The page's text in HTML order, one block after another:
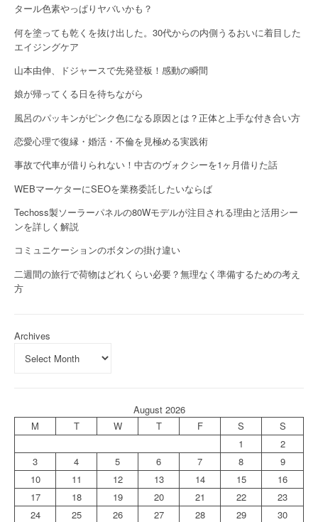
タール色素やっぱりヤバいかも？
何を塗っても乾くを抜け出した。30代からの内側うるおいに着目した
エイジングケア
山本由伸、ドジャースで先発登板！感動の瞬間
娘が帰ってくる日を待ちながら
風呂のパッキンがピンク色になる原因とは？正体と上手な付き合い方
恋愛心理で復縁・婚活・不倫を見極める実践術
事故で代車が借りられない！中古のヴォクシーを1ヶ月借りた話
WEBマーケターにSEOを業務委託したいならば
Techoss製ソーラーパネルの80Wモデルが注目される理由と活用シー
ンを詳しく解説
コミュニケーションのボタンの掛け違い
二週間の旅行で荷物はどれくらい必要？無理なく準備するための考え
方
Archives
August 2026
M
T W T F S
S
1
2
3
4 5 6 7 8
9
10
11 12 13 14 15
16
17
18 19 20 21 22
23
24
25 26 27 28 29 30